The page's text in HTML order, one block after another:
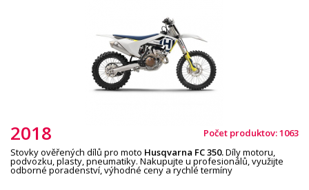
2018
Počet produktov: 1063
Stovky ověřených dílů pro moto Husqvarna FC350.Díly motoru,
podvozku, plasty, pneumatiky. Nakupujte u profesionálů, využijte
odborné poradenství, výhodné ceny a rychlé termíny